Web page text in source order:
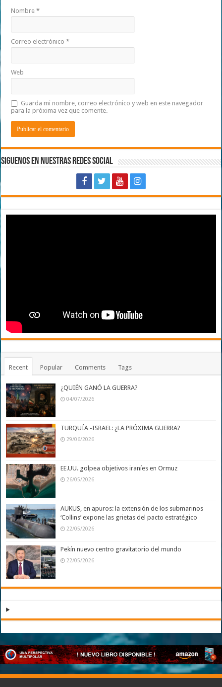
Nombre*
Correo electrónico*
Web
Guarda mi nombre, correo electrónico y web en este navegador
para la próxima vez que comente.
Siguenos en Nuestras Redes Social
Recent Popular Comments Tags
¿QUIÉN GANÓ LA GUERRA?
04/07/2026
TURQUÍA -ISRAEL: ¿LA PRÓXIMA GUERRA?
29/06/2026
EE.UU. golpea objetivos iraníes en Ormuz
26/05/2026
AUKUS, en apuros: la extensión de los submarinos
‘Collins’ expone las grietas del pacto estratégico
22/05/2026
Pekín nuevo centro gravitatorio del mundo
22/05/2026